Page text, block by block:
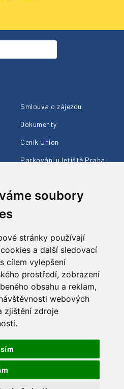
soubory
stránky používají
a další sledovací
cílem vylepšení
prostředí, zobrazení
obsahu a reklam,
webových
zjištění zdroje
Smlouva o zájezdu
Dokumenty
Ceník Union
Parkování u letiště Praha
Ohlasy klientů
nás